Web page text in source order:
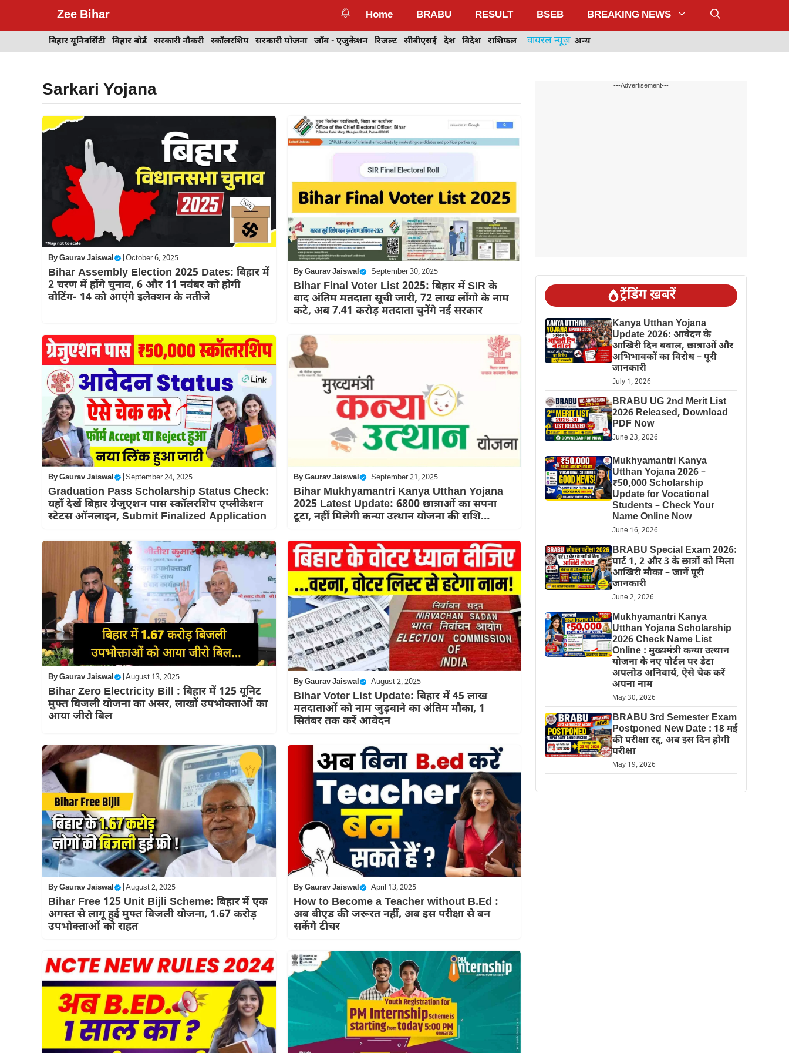
Zee Bihar Home BRABU RESULT BSEB BREAKING NEWS
बिहार यूनिवर्सिटी बिहार बोर्ड सरकारी नौकरी स्कॉलरशिप सरकारी योजना जॉब - एजुकेशन रिजल्ट सीबीएसई देश विदेश राशिफल वायरल न्यूज़ अन्य
Sarkari Yojana
ByGaurav Jaiswal October 6, 2025
Bihar Assembly Election 2025 Dates: बिहार में
2 चरण में होंगे चुनाव, 6 और 11 नवंबर को होगी
वोटिंग- 14 को आएंगे इलेक्शन के नतीजे
ByGaurav Jaiswal | September 30, 2025
Bihar Final Voter List 2025: बिहार में SIR के
बाद अंतिम मतदाता सूची जारी, 72 लाख लोंगो के नाम
कटे, अब 7.41 करोड़ मतदाता चुनेंगे नई सरकार
ByGaurav Jaiswal September 24, 2025
Graduation Pass Scholarship Status Check:
यहाँ देखें बिहार ग्रेजुएशन पास स्कॉलरशिप एप्लीकेशन
स्टेटस ऑनलाइन, Submit Finalized Application
ByGaurav Jaiswal | September 21, 2025
Bihar Mukhyamantri Kanya Utthan Yojana
2025 Latest Update: 6800 छात्राओं का सपना
टूटा, नहीं मिलेगी कन्या उत्थान योजना की राशि…
ByGaurav Jaiswal August 13, 2025
Bihar Zero Electricity Bill : बिहार में 125 यूनिट
मुफ्त बिजली योजना का असर, लाखों उपभोक्ताओं का
आया जीरो बिल
ByGaurav Jaiswal | August 2, 2025
Bihar Voter List Update: बिहार में 45 लाख
मतदाताओं को नाम जुड़वाने का अंतिम मौका, 1
सितंबर तक करें आवेदन
ByGaurav Jaiswal August 2, 2025
Bihar Free 125 Unit Bijli Scheme: बिहार में एक
अगस्त से लागू हुई मुफ्त बिजली योजना, 1.67 करोड़
उपभोक्ताओं को राहत
ByGaurav Jaiswal | April 13, 2025
How to Become a Teacher without B.Ed :
अब बीएड की जरूरत नहीं, अब इस परीक्षा से बन
सकेंगे टीचर
---Advertisement---
ट्रेंडिंग ख़बरें
Kanya Utthan Yojana
Update 2026: आवेदन के
आखिरी दिन बवाल, छात्राओं और
अभिभावकों का विरोध – पूरी
जानकारी
July 1, 2026
BRABU UG 2nd Merit List
2026 Released, Download
PDF Now
June 23, 2026
Mukhyamantri Kanya
Utthan Yojana 2026 –
₹50,000 Scholarship
Update for Vocational
Students – Check Your
Name Online Now
June 16, 2026
BRABU Special Exam 2026:
पार्ट 1, 2 और 3 के छात्रों को मिला
आखिरी मौका – जानें पूरी
जानकारी
June 2, 2026
Mukhyamantri Kanya
Utthan Yojana Scholarship
2026 Check Name List
Online : मुख्यमंत्री कन्या उत्थान
योजना के नए पोर्टल पर डेटा
अपलोड अनिवार्य, ऐसे चेक करें
अपना नाम
May 30, 2026
BRABU 3rd Semester Exam
Postponed New Date : 18 मई
की परीक्षा रद्द, अब इस दिन होगी
परीक्षा
May 19, 2026